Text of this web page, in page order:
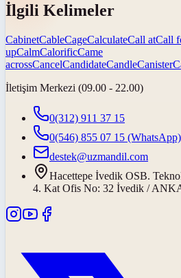
İlgili Kelimeler
CabinetCableCageCalculateCall atCall
upCalmCalorificCame
acrossCancelCandidateCandleCanister
İletişim Merkezi (09.00 - 22.00)
0(312) 911 37 15
0(546) 855 07 15 (WhatsApp)
destek@uzmandil.com
Hacettepe İvedik OSB.
4. Kat Ofis No: 32 İvedik /